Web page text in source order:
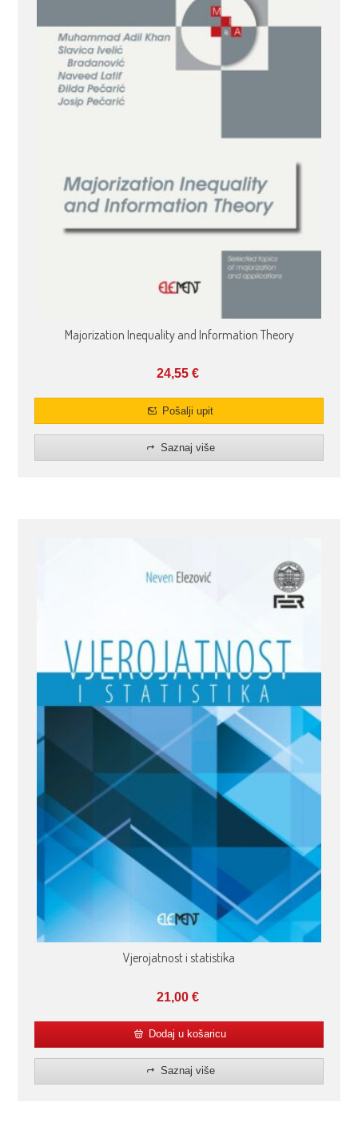
Majorization Inequality and Information Theory
24,55 €
Pošalji upit
Saznaj više
Vjerojatnost i statistika
21,00 €
Dodaj u košaricu
Saznaj više